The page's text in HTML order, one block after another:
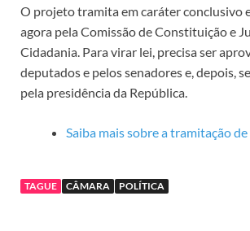
O projeto tramita emcaráter conclusivo
agora pela Comissão de Constituição e
Cidadania. Para virar lei, precisa ser
deputados e pelos senadores e, depois,
pela presidência da República.
Saiba mais sobre a tramitação
TAGUE CÂMARA POLÍTICA